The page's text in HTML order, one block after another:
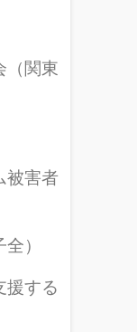
（関東
被害者
）
援する